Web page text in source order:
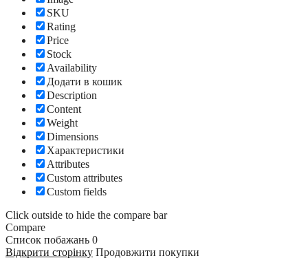
SKU
Rating
Price
Stock
Availability
Додати в кошик
Description
Content
Weight
Dimensions
Характеристики
Attributes
Custom attributes
Custom fields
Click outside to hide the compare bar
Compare
Список побажань 0
Відкрити сторінку Продовжити покупки